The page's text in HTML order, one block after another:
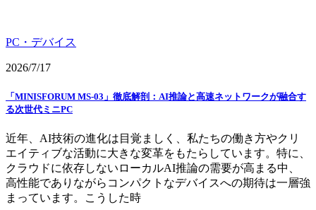
PC・デバイス
2026/7/17
「MINISFORUM MS-03」徹底解剖：AI推論と高速ネットワークが融合す
る次世代ミニPC
近年、AI技術の進化は目覚ましく、私たちの働き方やクリ
エイティブな活動に大きな変革をもたらしています。特に、
クラウドに依存しないローカルAI推論の需要が高まる中、
高性能でありながらコンパクトなデバイスへの期待は一層強
まっています。こうした時